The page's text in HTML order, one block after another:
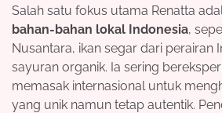
Salah satu fokus utama Renatta
bahan-bahan lokal Indonesia,
Nusantara, ikan segar dari perairan
sayuran organik. Ia sering
memasak internasional untuk
yang unik namun tetap autentik.